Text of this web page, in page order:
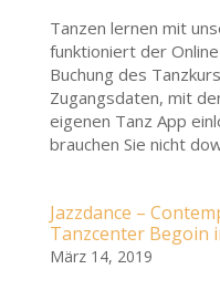
Tanzen lernen mit
funktioniert der
Buchung des
Zugangsdaten, mit
eigenen Tanz App
brauchen Sie nicht
Jazzdance –
Tanzcenter Begoin
März 14, 2019